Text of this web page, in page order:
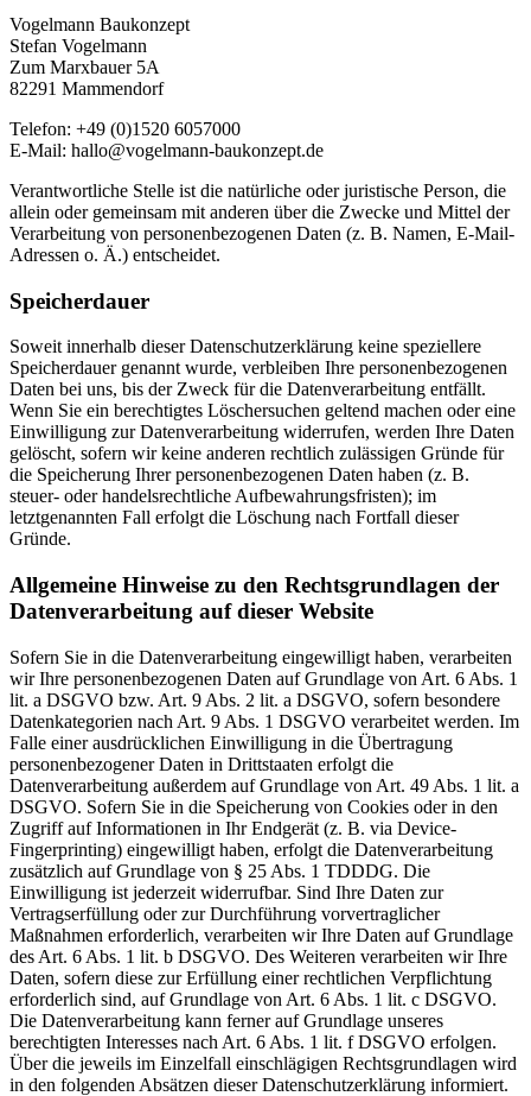
Vogelmann Baukonzept
Stefan Vogelmann
Zum Marxbauer 5A
82291 Mammendorf
Telefon: +49 (0)1520 6057000
E-Mail: hallo@vogelmann-baukonzept.de
Verantwortliche Stelle ist die natürliche oder juristische Person, die
allein oder gemeinsam mit anderen über die Zwecke und Mittel der
Verarbeitung von personenbezogenen Daten (z. B. Namen, E-Mail-
Adressen o. Ä.) entscheidet.
Speicherdauer
Soweit innerhalb dieser Datenschutzerklärung keine speziellere
Speicherdauer genannt wurde, verbleiben Ihre personenbezogenen
Daten bei uns, bis der Zweck für die Datenverarbeitung entfällt.
Wenn Sie ein berechtigtes Löschersuchen geltend machen oder eine
Einwilligung zur Datenverarbeitung widerrufen, werden Ihre Daten
gelöscht, sofern wir keine anderen rechtlich zulässigen Gründe für
die Speicherung Ihrer personenbezogenen Daten haben (z. B.
steuer- oder handelsrechtliche Aufbewahrungsfristen); im
letztgenannten Fall erfolgt die Löschung nach Fortfall dieser
Gründe.
Allgemeine Hinweise zu den Rechtsgrundlagen der
Datenverarbeitung auf dieser Website
Sofern Sie in die Datenverarbeitung eingewilligt haben, verarbeiten
wir Ihre personenbezogenen Daten auf Grundlage von Art. 6 Abs. 1
lit. a DSGVO bzw. Art. 9 Abs. 2 lit. a DSGVO, sofern besondere
Datenkategorien nach Art. 9 Abs. 1 DSGVO verarbeitet werden. Im
Falle einer ausdrücklichen Einwilligung in die Übertragung
personenbezogener Daten in Drittstaaten erfolgt die
Datenverarbeitung außerdem auf Grundlage von Art. 49 Abs. 1 lit. a
DSGVO. Sofern Sie in die Speicherung von Cookies oder in den
Zugriff auf Informationen in Ihr Endgerät (z. B. via Device-
Fingerprinting) eingewilligt haben, erfolgt die Datenverarbeitung
zusätzlich auf Grundlage von § 25 Abs. 1 TDDDG. Die
Einwilligung ist jederzeit widerrufbar. Sind Ihre Daten zur
Vertragserfüllung oder zur Durchführung vorvertraglicher
Maßnahmen erforderlich, verarbeiten wir Ihre Daten auf Grundlage
des Art. 6 Abs. 1 lit. b DSGVO. Des Weiteren verarbeiten wir Ihre
Daten, sofern diese zur Erfüllung einer rechtlichen Verpflichtung
erforderlich sind, auf Grundlage von Art. 6 Abs. 1 lit. c DSGVO.
Die Datenverarbeitung kann ferner auf Grundlage unseres
berechtigten Interesses nach Art. 6 Abs. 1 lit. f DSGVO erfolgen.
Über die jeweils im Einzelfall einschlägigen Rechtsgrundlagen wird
in den folgenden Absätzen dieser Datenschutzerklärung informiert.